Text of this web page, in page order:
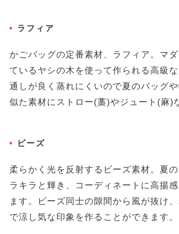
ラフィア
かごバッグの定番素材、ラフィア。マ
ているヤシの木を使って作られる高級
通しが良く蒸れにくいので夏のバッグや
似た素材にストロー(藁)やジュート(麻)
ビーズ
柔らかく光を反射するビーズ素材。夏
ラキラと輝き、コーディネートに高揚
ます。ビーズ同士の隙間から風が抜け
で涼し気な印象を作ることができます。